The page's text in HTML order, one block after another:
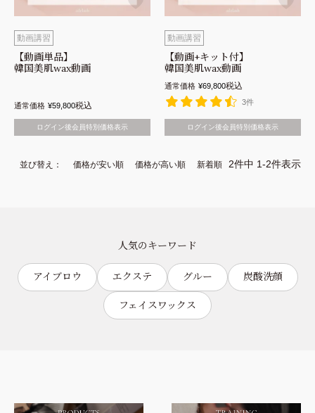
動画講習
【動画単品】
韓国美肌wax動画
通常価格 ¥59,800税込
ログイン後会員特別価格表示
動画講習
【動画+キット付】
韓国美肌wax動画
通常価格 ¥69,800税込
3件
ログイン後会員特別価格表示
並び替え 価格が安い順 価格が高い順 新着順 2件中 1-2件表示
人気のキーワード
アイブロウ エクステ グルー 炭酸洗顔
フェイスワックス